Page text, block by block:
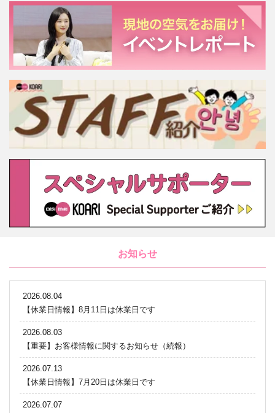
お知らせ
2026.08.04
【休業日情報】8月11日は休業日です
2026.08.03
【重要】お客様情報に関するお知らせ（続報）
2026.07.13
【休業日情報】7月20日は休業日です
2026.07.07